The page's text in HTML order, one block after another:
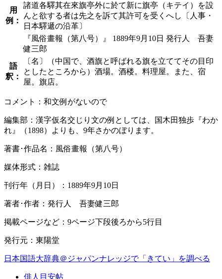
用
例：
諸道各驛其在來旗亭外に於て新に旗亭（キテイ）を設
んと欲する者は先之を訴て其許可を受くへし〔人事・
日本驛遞の沿革〕
『風俗畫報（第八号）』 1889年9月10日 発行人 吾妻
健三郎
語
釈：
〔名〕（中国で、酒旗と呼ばれる旗を立ててその目印
としたところから）酒場。酒楼。料理屋。また、宿
屋。旗店。
コメント：和文例がないので
編集部：漢字仮名交じり文の例としては、国木田独歩『わか
れ』（1898）よりも、9年さかのぼります。
著書･作品名：風俗畫報（第八号）
媒体形式：雑誌
刊行年（月日）：1889年9月10日
著者･作者：発行人 吾妻健三郎
掲載ページなど：9ページ下段後ろから5行目
発行元：東陽堂
日本国語大辞典＠ジャパンナレッジで「きてい」を調べる
俳人目安帖